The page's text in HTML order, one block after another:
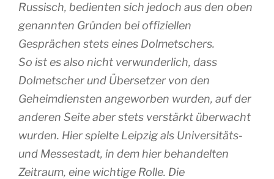
Russisch, bedienten sich jedoch aus den oben
genannten Gründen bei offiziellen
Gesprächen stets eines Dolmetschers.
So ist es also nicht verwunderlich, dass
Dolmetscher und Übersetzer von den
Geheimdiensten angeworben wurden, auf der
anderen Seite aber stets verstärkt überwacht
wurden. Hier spielte Leipzig als Universitäts-
und Messestadt, in dem hier behandelten
Zeitraum, eine wichtige Rolle. Die